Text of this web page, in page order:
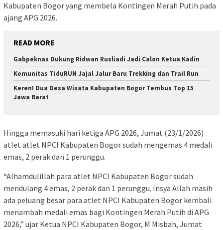
Kabupaten Bogor yang membela Kontingen Merah Putih pada
ajang APG 2026.
READ MORE
Gabpeknas Dukung Ridwan Rusliadi Jadi Calon Ketua Kadin
Komunitas TiduRUN Jajal Jalur Baru Trekking dan Trail Run
Keren! Dua Desa Wisata Kabupaten Bogor Tembus Top 15
Jawa Barat
Hingga memasuki hari ketiga APG 2026, Jumat (23/1/2026)
atlet atlet NPCI Kabupaten Bogor sudah mengemas 4 medali
emas, 2 perak dan 1 perunggu.
“Alhamdulillah para atlet NPCI Kabupaten Bogor sudah
mendulang 4 emas, 2 perak dan 1 perunggu. Insya Allah masih
ada peluang besar para atlet NPCI Kabupaten Bogor kembali
menambah medali emas bagi Kontingen Merah Putih di APG
2026,” ujar Ketua NPCI Kabupaten Bogor, M Misbah, Jumat